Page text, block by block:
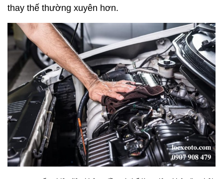
thay thế thường xuyên hơn.